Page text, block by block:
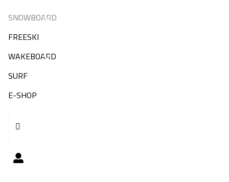
SNOWBOARD
FREESKI
WAKEBOARD
SURF
E-SHOP